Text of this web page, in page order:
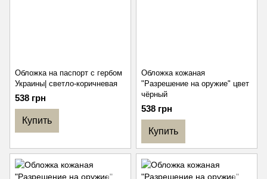
Обложка на паспорт с гербом
Украины| светло-коричневая
538 грн
Купить
Обложка кожаная
"Разрешение на оружие" цвет
чёрный
538 грн
Купить